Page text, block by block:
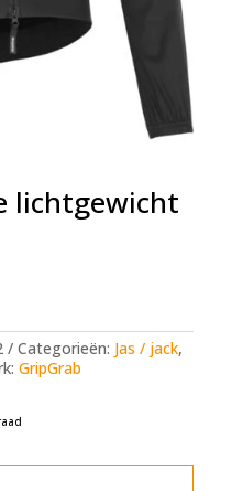
lichtgewicht
Categorieën: Jas / jack,
GripGrab